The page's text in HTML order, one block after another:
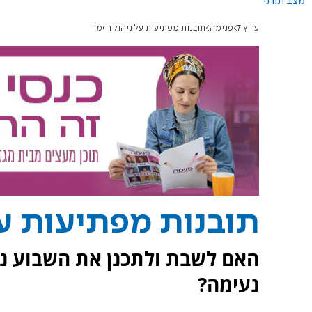
ערוץ 7 פנימה תובנות מפתיעות על ניהול הזמן
תובנות מפתיעות
האם לשבת ולתכנן את השבוע
נעימה?